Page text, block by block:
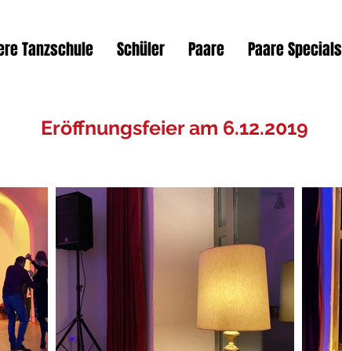
Tanzschule Schüler Paare Paare Specials
Eröffnungsfeier am 6.12.2019